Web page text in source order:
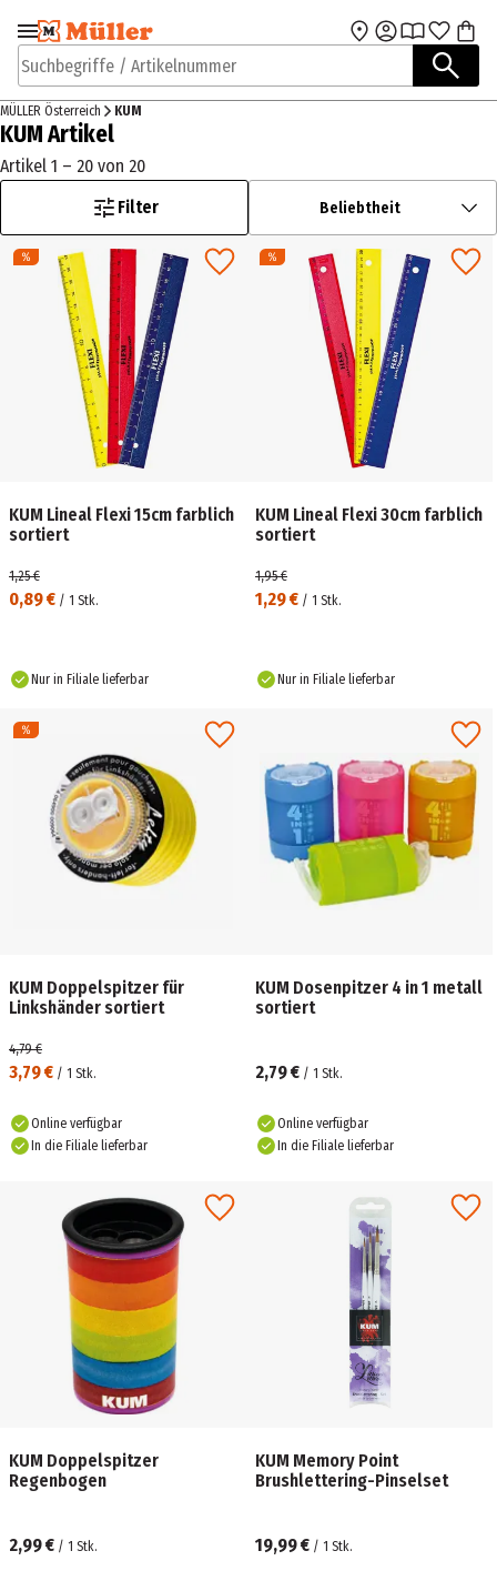
Zur Navigation
springen
Zum Hauptinhalt
Suchbegriffe / Artikelnummer
MÜLLER Österreich KUM
KUM Artikel
Artikel 1 – 20 von 20
Filter
Beliebtheit
KUM Lineal Flexi 15cm farblich
sortiert
0,89 € / 1 Stk.
1,25 €
Nur in Filiale lieferbar
KUM Lineal Flexi 30cm farblich
sortiert
1,29 € / 1 Stk.
1,95 €
Nur in Filiale lieferbar
KUM Doppelspitzer für
Linkshänder sortiert
3,79 € / 1 Stk.
4,79 €
Online verfügbar
In die Filiale lieferbar
KUM Dosenpitzer 4 in 1 metall
sortiert
2,79 € / 1 Stk.
Online verfügbar
In die Filiale lieferbar
KUM Doppelspitzer
Regenbogen
2,99 € / 1 Stk.
KUM Memory Point
Brushlettering-Pinselset
19,99 € / 1 Stk.